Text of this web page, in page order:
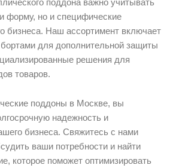
поддона важно учитывать
форму, но и специфические
бизнеса. Наш ассортимент включает
для дополнительной защиты
решения для
товаров.
поддоны в Москве, вы
надежность и
бизнеса. Свяжитесь с нами
ваши потребности и найти
которое поможет оптимизировать